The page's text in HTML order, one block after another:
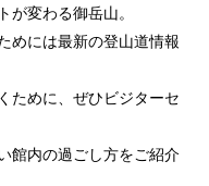
変わる御岳山。
めには最新の登山道情報
ために、ぜひビジターセ
館内の過ごし方をご紹介